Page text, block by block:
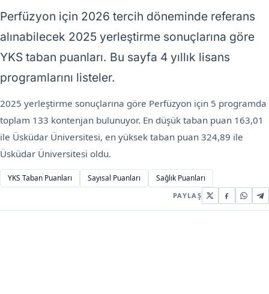
Perfüzyon için 2026 tercih döneminde referans
alınabilecek 2025 yerleştirme sonuçlarına göre
YKS taban puanları. Bu sayfa 4 yıllık lisans
programlarını listeler.
2025 yerleştirme sonuçlarına göre Perfüzyon için 5 programda
toplam 133 kontenjan bulunuyor. En düşük taban puan 163,01
ile Üsküdar Üniversitesi, en yüksek taban puan 324,89 ile
Üsküdar Üniversitesi oldu.
YKS Taban Puanları Sayısal Puanları Sağlık Puanları
PAYLAŞ